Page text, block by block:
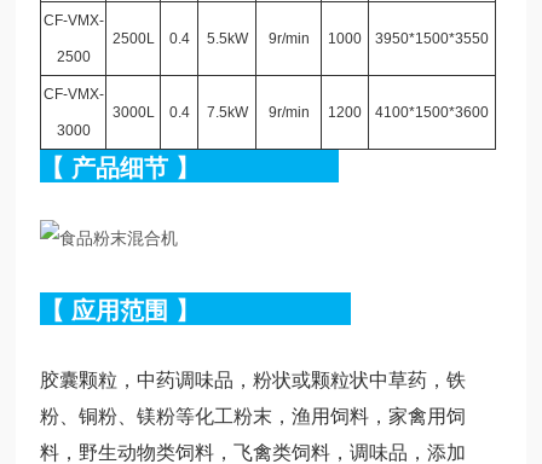
CF-VMX-
2500
2500L 0.4 5.5kW 9r/min 1000 3950*1500*3550
CF-VMX-
3000
3000L 0.4 7.5kW 9r/min 1200 4100*1500*3600
【 产品细节 】
【 应用范围 】
胶囊颗粒，中药调味品，粉状或颗粒状中草药，铁
粉、铜粉、镁粉等化工粉末，渔用饲料，家禽用饲
料，野生动物类饲料，飞禽类饲料，调味品，添加